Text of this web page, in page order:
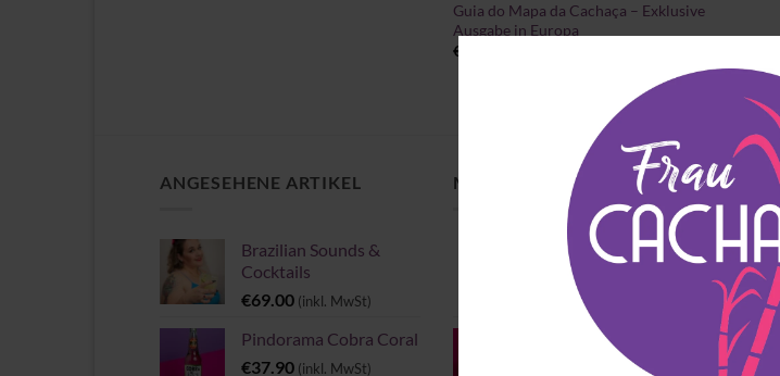
Guia do Mapa da Cachaça – Exklusive
Ausgabe in Europa
€
ANGESEHENE ARTIKEL
Brazilian Sounds &
Cocktails
€69.00 (inkl. MwSt)
Pindorama Cobra Coral
€37.90 (inkl. MwSt)
MEISTVERKAUFTE ARTIKEL
Blauer Frizzante
Principe
14.90
Copo Americano Serie
6.00Preisspanne: